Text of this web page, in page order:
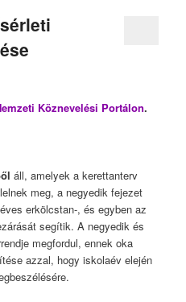
Köznevelési Portálon.
áll, amelyek a kerettanterv
meg, a negyedik fejezet
erkölcstan-, és egyben az
segítik. A negyedik és
megfordul, ennek oka
azzal, hogy iskolaév elején